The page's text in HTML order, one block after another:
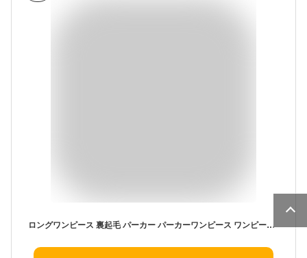
ロングワンピース 裏起毛 パーカー パーカーワンピース ワンピース レディース フード付き マキシ丈 Aライン あったか 暖かい きれいめ 上品 大人 ブラック 2022秋冬新作 秋冬 長袖 きれいめ ハイウエスト 大人可愛い 体型カバー 送料無料